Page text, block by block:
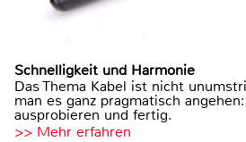
Schnelligkeit und Harmonie
Das Thema Kabel ist nicht
man es ganz pragmatisch
ausprobieren und fertig.
>> Mehr erfahren